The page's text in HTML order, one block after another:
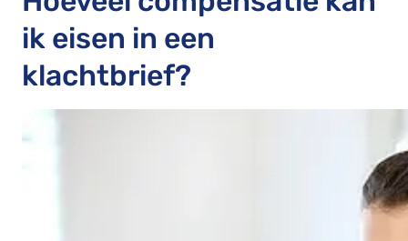
ik eisen in een
klachtbrief?